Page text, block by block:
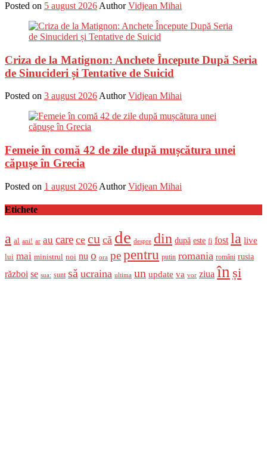
Posted on 5 august 2026 Author Vidjean Mihai
Criza de la Matignon: Anchete Începute După Seria
de Sinucideri și Tentative de Suicid
Posted on 3 august 2026Author Vidjean Mihai
Femeie în comă 42 de zile după mușcătura unei
căpușe în Grecia
Posted on 1 august 2026 Author Vidjean Mihai
Etichete
a al ani! ar au care ce cu că de despre din după este fi fost la live
lui mai ministrul noi nu o ora pepentru putin romania români rusia
război se sua: sunt să ucraina ultima un update va vor ziua în și